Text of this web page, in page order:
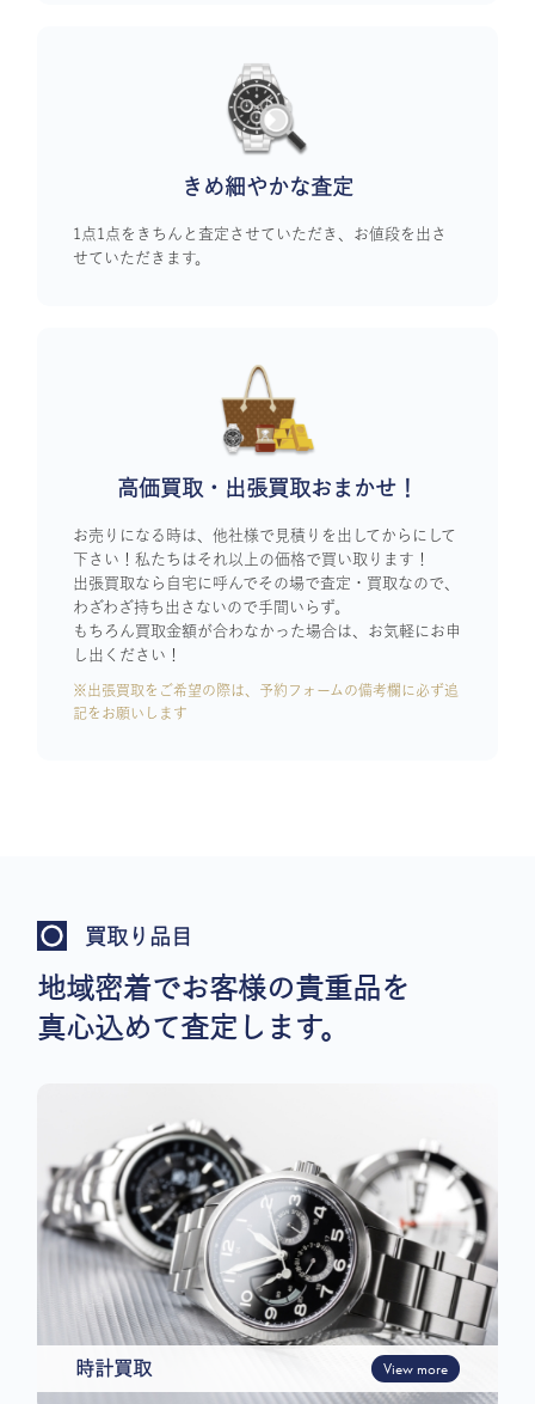
きめ細やかな査定
1点1点をきちんと査定させていただき、お値段を出さ
せていただきます。
高価買取・出張買取おまかせ！
お売りになる時は、他社様で見積りを出してからにして
下さい！私たちはそれ以上の価格で買い取ります！
出張買取なら自宅に呼んでその場で査定・買取なので、
わざわざ持ち出さないので手間いらず。
もちろん買取金額が合わなかった場合は、お気軽にお申
し出ください！
※出張買取をご希望の際は、予約フォームの備考欄に必ず追
記をお願いします
買取り品目
地域密着でお客様の貴重品を
真心込めて査定します。
時計買取 View more